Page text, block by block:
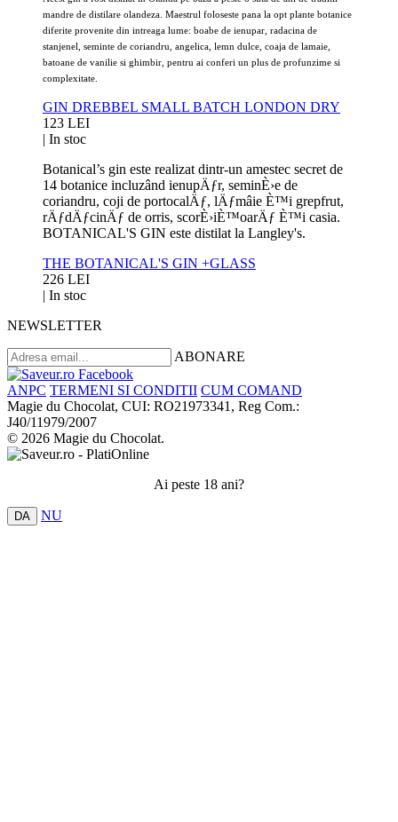
mandre de distilare olandeza. Maestrul foloseste pana la opt plante botanice
diferite provenite din intreaga lume: boabe de ienupar, radacina de
stanjenel, seminte de coriandru, angelica, lemn dulce, coaja de lamaie,
batoane de vanilie si ghimbir, pentru ai conferi un plus de profunzime si
complexitate.
GIN DREBBEL SMALL BATCH LONDON DRY
123 LEI
| In stoc
Botanical’s gin este realizat dintr-un amestec secret de
14 botanice incluzând ienupÄƒr, seminÈ›e de
coriandru, coji de portocalÄƒ, lÄƒmâie È™i grepfrut,
rÄƒdÄƒcinÄƒ de orris, scorÈ›iÈ™oarÄƒ È™i casia.
BOTANICAL'S GIN este distilat la Langley's.
THE BOTANICAL'S GIN +GLASS
226 LEI
| In stoc
NEWSLETTER
ABONARE
ANPC TERMENI SI CONDITII CUM COMAND
Magie du Chocolat, CUI: RO21973341, Reg Com.:
J40/11979/2007
© 2026 Magie du Chocolat.
Ai peste 18 ani?
DA NU